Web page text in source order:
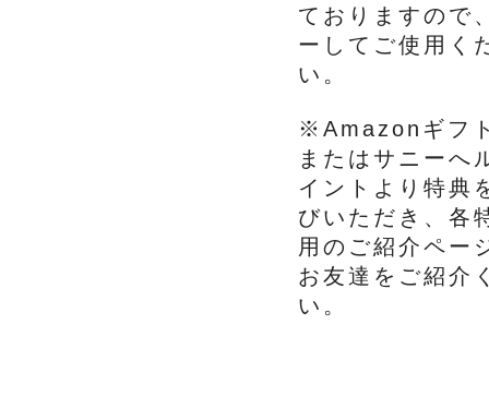
ておりますので
ーしてご使用く
い。
※Amazonギフ
またはサニーへ
イントより特典
びいただき、各
用のご紹介ペー
お友達をご紹介
い。